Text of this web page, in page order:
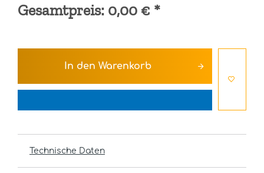
Gesamtpreis: 0,00 € *
In den Warenkorb
Technische Daten